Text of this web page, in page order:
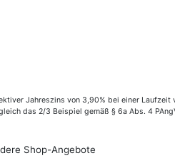
Jahreszins von 3,90% bei einer Laufzeit
das 2/3 Beispiel gemäß § 6a Abs. 4
Shop-Angebote